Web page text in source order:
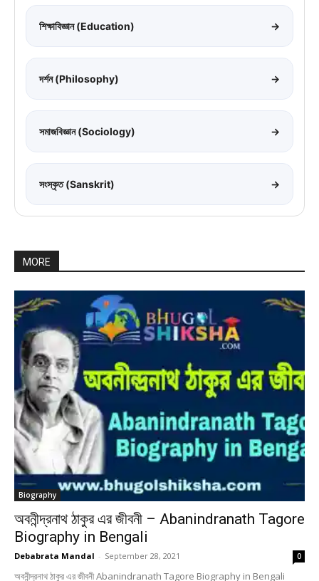
শিক্ষাবিজ্ঞান (Education) →
দর্শন (Philosophy) →
সমাজবিজ্ঞান (Sociology) →
সংস্কৃত (Sanskrit) →
MORE
Biography
অবনীন্দ্রনাথ ঠাকুর এর জীবনী – Abanindranath Tagore
Biography in Bengali
Debabrata Mandal - September 28, 2021 0
অবনীন্দ্রনাথ ঠাকুর এর জীবনী Abanindranath Tagore Biography in Bengali